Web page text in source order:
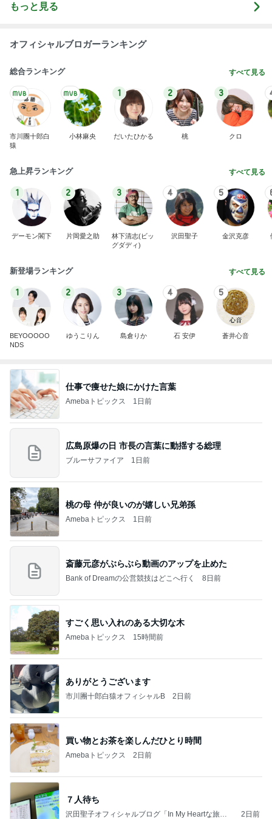
もっと見る
オフィシャルブロガーランキング
総合ランキング すべて見る
市川團十郎白
猿
小林麻央
1
だいたひかる
2
桃
3
クロ
急上昇ランキング すべて見る
1
デーモン閣下
2
片岡愛之助
3
林下清志(ビッ
グダディ)
4
沢田聖子
5
金沢克彦
新登場ランキング すべて見る
1
BEYOOOOO
NDS
2
ゆうこりん
3
島倉りか
4
石 安伊
5
蒼井心音
仕事で痩せた娘にかけた言葉
Amebaトピックス 1日前
広島原爆の日 市長の言葉に動揺する総理
ブルーサファイア 1日前
桃の母 仲が良いのが嬉しい兄弟孫
Amebaトピックス 1日前
斎藤元彦がぶらぶら動画のアップを止めた
Bank of Dreamの公営競技はどこへ行く 8日前
すごく思い入れのある大切な木
Amebaトピックス 15時間前
ありがとうございます
市川團十郎白猿オフィシャルB 2日前
買い物とお茶を楽しんだひとり時間
Amebaトピックス 2日前
７人待ち
沢田聖子オフィシャルブログ「In My Heartな旅日
2日前